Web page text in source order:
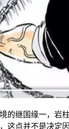
的继国缘一，岩
这点并不是决定